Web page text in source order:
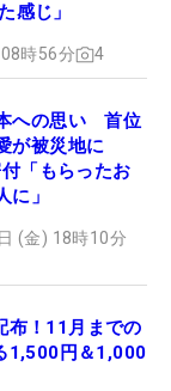
感じ」
時56分 4
への思い 首位
が被災地に
「もらったお
に」
(金) 18時10分
布！11月までの
1,500円＆1,000